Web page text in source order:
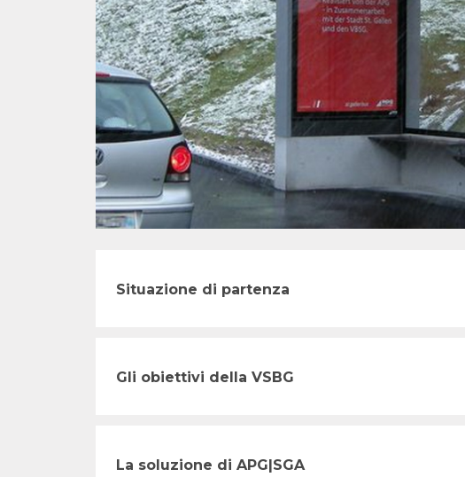
Situazione di partenza
Gli obiettivi della VSBG
La soluzione di APG|SGA